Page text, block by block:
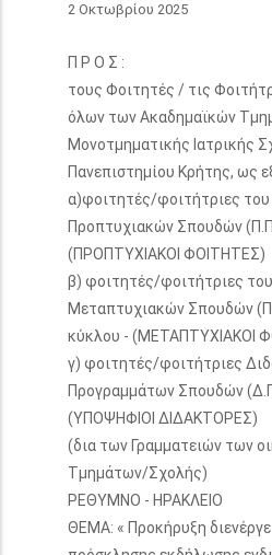
2 Οκτωβρίου 2025
Π Ρ Ο Σ :
τους Φοιτητές / τις
όλων των Ακαδημαϊκών
Μονοτμηματικής Ιατρικής
Πανεπιστημίου Κρήτης, ως
α)φοιτητές/φοιτήτριες
Προπτυχιακών Σπουδών
(ΠΡΟΠΤΥΧΙΑΚΟΙ ΦΟΙΤΗΤΕΣ)
β) φοιτητές/φοιτήτριες
Μεταπτυχιακών Σπουδών
κύκλου - (ΜΕΤΑΠΤΥΧΙΑΚΟΙ
γ) φοιτητές/φοιτήτριες
Προγραμμάτων Σπουδών
(ΥΠΟΨΗΦΙΟΙ ΔΙΔΑΚΤΟΡΕΣ)
(δια των Γραμματειών των
Τμημάτων/Σχολής)
ΡΕΘΥΜΝΟ - ΗΡΑΚΛΕΙΟ
ΘΕΜΑ: « Προκήρυξη